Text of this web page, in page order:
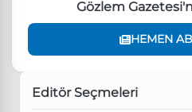
Gözlem
HEMEN
Editör Seçmeleri